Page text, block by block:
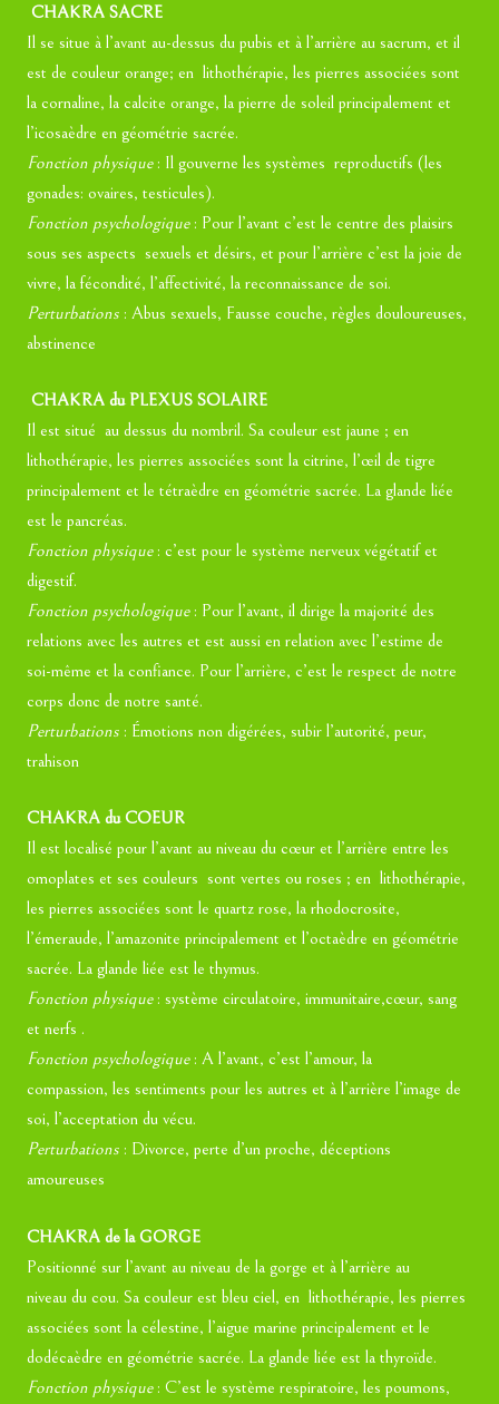
CHAKRA SACRE
Il se situe à l’avant au-dessus du pubis et à l’arrière au sacrum, et il
est de couleur orange; en lithothérapie, les pierres associées sont
la cornaline, la calcite orange, la pierre de soleil principalement et
l’icosaèdre en géométrie sacrée.
Fonction physique: Il gouverne les systèmes reproductifs (les
gonades: ovaires, testicules).
Fonction psychologique: Pour l’avant c’est le centre des plaisirs
sous ses aspects sexuels et désirs, et pour l’arrière c’est la joie de
vivre, la fécondité, l’affectivité, la reconnaissance de soi.
Perturbations : Abus sexuels, Fausse couche, règles douloureuses,
abstinence
CHAKRA du PLEXUS SOLAIRE
Il est situé au dessus du nombril. Sa couleur est jaune ; en
lithothérapie, les pierres associées sont la citrine, l’œil de tigre
principalement et le tétraèdre en géométrie sacrée. La glande liée
est le pancréas.
Fonction physique: c’est pour le système nerveux végétatif et
digestif.
Fonction psychologique: Pour l’avant, il dirige la majorité des
relations avec les autres et est aussi en relation avec l’estime de
soi-même et la confiance. Pour l’arrière, c’est le respect de notre
corps donc de notre santé.
Perturbations : Émotions non digérées, subir l’autorité, peur,
trahison
CHAKRA du COEUR
Il est localisé pour l’avant au niveau du cœur et l’arrière entre les
omoplates et ses couleurs sont vertes ou roses ; en lithothérapie,
les pierres associées sont le quartz rose, la rhodocrosite,
l’émeraude, l’amazonite principalement et l’octaèdre en géométrie
sacrée. La glande liée est le thymus.
Fonction physique: système circulatoire, immunitaire,cœur, sang
et nerfs .
Fonction psychologique: A l’avant, c’est l’amour, la
compassion, les sentiments pour les autres et à l’arrière l’image de
soi, l’acceptation du vécu.
Perturbations : Divorce, perte d’un proche, déceptions
amoureuses
CHAKRA de la GORGE
Positionné sur l’avant au niveau de la gorge et à l’arrière au
niveau du cou. Sa couleur est bleu ciel, en lithothérapie, les pierres
associées sont la célestine, l’aigue marine principalement et le
dodécaèdre en géométrie sacrée. La glande liée est la thyroïde.
Fonction physique: C’est le système respiratoire, les poumons,